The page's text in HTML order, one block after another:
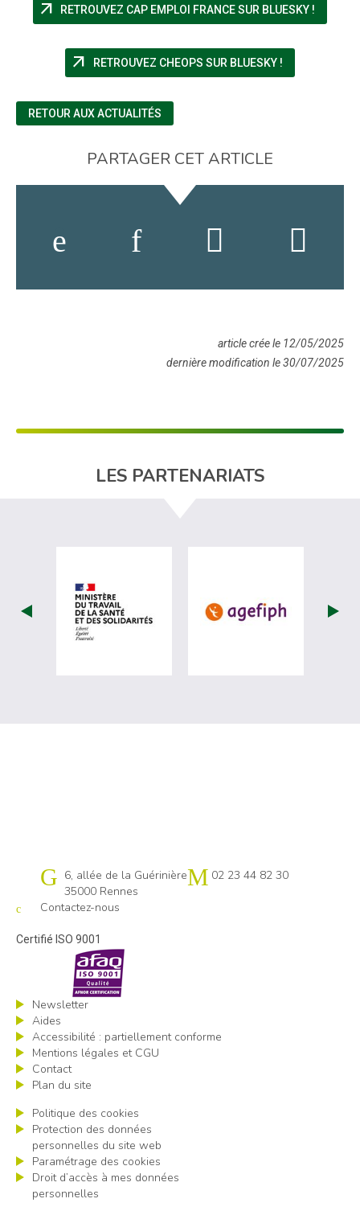
arrow_outward RETROUVEZ CAP EMPLOI FRANCE SUR BLUESKY !
arrow_outward RETROUVEZ CHEOPS SUR BLUESKY !(NOUVELLE
RETOUR AUX ACTUALITÉS
PARTAGER CET ARTICLE
article crée le 12/05/2025
dernière modification le 30/07/2025
LES PARTENARIATS
visiter les site de Ministère du travail
visiter les
Cap emploi 35
6, allée de la Guérinière
35000 Rennes
02 23 44 82 30
Contactez-nous
Certifié ISO 9001
Newsletter
Aides
Accessibilité : partiellement conforme
Mentions légales et CGU
Contact
Plan du site
Politique des cookies
Protection des données
personnelles du site web
Paramétrage des cookies
Droit d’accès à mes données
personnelles